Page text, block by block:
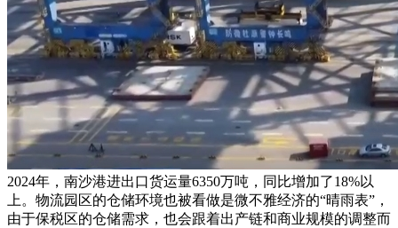
2024年，南沙港进出口货运量6350万吨，同比增加了18%以
上。物流园区的仓储环境也被看做是微不雅经济的“晴雨表”，
由于保税区的仓储需求，也会跟着出产链和商业规模的调整而